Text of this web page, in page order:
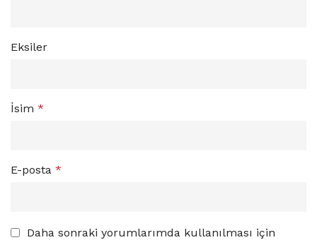
Eksiler
İsim *
E-posta *
Daha sonraki yorumlarımda kullanılması için